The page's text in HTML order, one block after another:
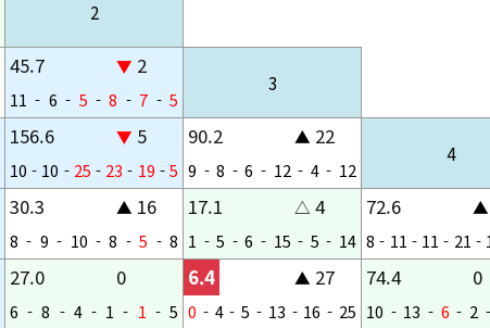
2
45.7 ▼ 2
11 - 6 - 5 - 8 - 7 - 5
3
156.6 ▼ 5
10 - 10 - 25 - 23 - 19 - 5
90.2 ▲ 22
9 - 8 - 6 - 12 - 4 - 12
4
30.3 ▲ 16
8 - 9 - 10 - 8 - 5 - 8
17.1 △ 4
1 - 5 - 6 - 15 - 5 - 14
72.6 ▲
8 - 11 - 11 - 21 -
27.0 0
6 - 8 - 4 - 1 - 1 - 5
6.4 ▲ 27
0 - 4 - 5 - 13 - 16 - 25
74.4 0
10 - 13 - 6 - 2 -